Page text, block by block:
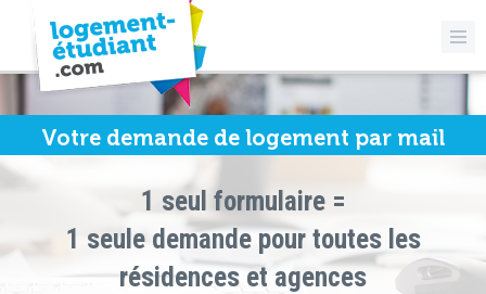
Votre demande de logement par mail
1 seul formulaire =
1 seule demande pour toutes les
résidences et agences